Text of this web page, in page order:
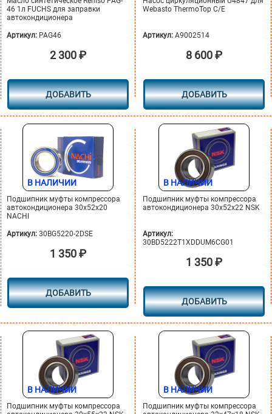
46 1л FUCHS для заправки
автокондиционера
Артикул: PAG46
2 300₽
ДОБАВИТЬ
Webasto ThermoTop C/E
Артикул: A9002514
8 600₽
ДОБАВИТЬ
В НАЛИЧИИ
Подшипник муфты компрессора
автокондиционера 30х52х20
NACHI
Артикул: 30BG5220-2DSE
1 350₽
ДОБАВИТЬ
В НАЛИЧИИ
Подшипник муфты компрессора
автокондиционера 30х52х22 NSK
Артикул:
30BD5222T1XDDUM6CG01
1 350₽
ДОБАВИТЬ
В НАЛИЧИИ
Подшипник муфты компрессора
В НАЛИЧИИ
Подшипник муфты компрессора